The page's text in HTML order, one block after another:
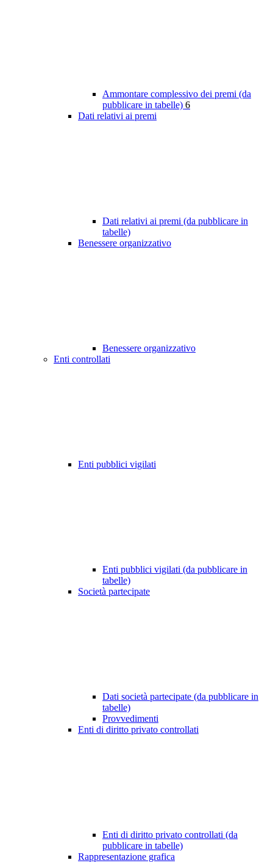
Ammontare complessivo dei premi (da
pubblicare in tabelle) 6
Dati relativi ai premi
Dati relativi ai premi (da pubblicare in
tabelle)
Benessere organizzativo
Benessere organizzativo
Enti controllati
Enti pubblici vigilati
Enti pubblici vigilati (da pubblicare in
tabelle)
Società partecipate
Dati società partecipate (da pubblicare in
tabelle)
Provvedimenti
Enti di diritto privato controllati
Enti di diritto privato controllati (da
pubblicare in tabelle)
Rappresentazione grafica